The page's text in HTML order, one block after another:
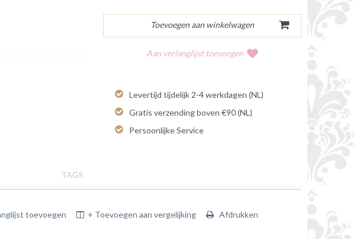
Aan verlanglijst toevoegen
Levertijd tijdelijk 2-4 werkdagen (NL)
Gratis verzending boven €90 (NL)
Persoonlijke Service
TAGS
toevoegen + Toevoegen aan vergelijking Afdrukken